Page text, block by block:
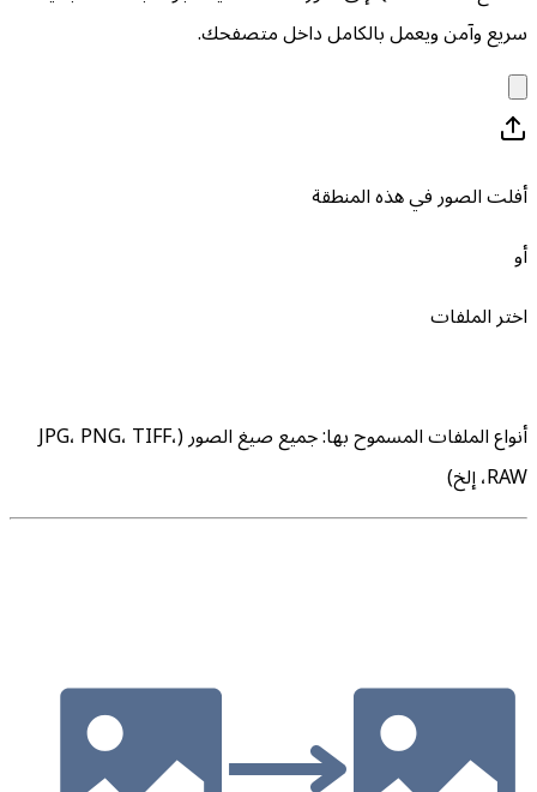
سريع وآمن ويعمل بالكامل داخل متصفحك.
أفلت الصور في هذه المنطقة
أو
اختر الملفات
أنواع الملفات المسموح بها:
جميع صيغ الصور (JPG، PNG، TIFF،
RAW، إلخ)